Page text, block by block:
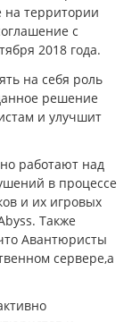
на территории
с
2018 года.
на себя роль
решение
и улучшит
работают над
в процессе
и их игровых
Также
Авантюристы
сервере,а